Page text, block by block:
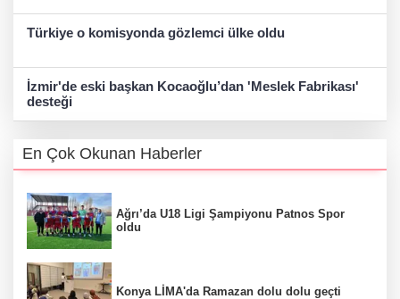
Türkiye o komisyonda gözlemci ülke oldu
İzmir'de eski başkan Kocaoğlu’dan 'Meslek Fabrikası'
desteği
En Çok Okunan Haberler
Ağrı’da U18 Ligi Şampiyonu Patnos Spor
oldu
Konya LİMA'da Ramazan dolu dolu geçti